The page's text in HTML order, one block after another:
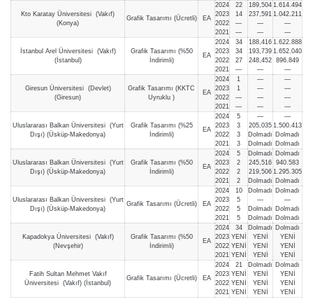
Kto Karatay Üniversitesi (Vakıf)
(Konya)
Grafik Tasarımı (Ücretli) EA
2024
2023
2022
2021
22
14
—
—
189,504
237,591
—
—
1.614.494
1.042.211
—
—
İstanbul Arel Üniversitesi (Vakıf)
(İstanbul)
Grafik Tasarımı (%50
İndirimli)
EA
2024
2023
2022
2021
34
34
27
—
188,416
193,739
248,452
—
1.622.888
1.652.040
896.849
—
Giresun Üniversitesi (Devlet)
(Giresun)
Grafik Tasarımı (KKTC
Uyruklu )
EA
2024
2023
2022
2021
1
1
—
—
—
—
—
—
—
—
—
—
Uluslararası Balkan Üniversitesi (Yurt
Dışı) (Üsküp-Makedonya)
Grafik Tasarımı (%25
İndirimli)
EA
2024
2023
2022
2021
5
3
3
3
—
205,035
Dolmadı
Dolmadı
—
1.500.413
Dolmadı
Dolmadı
Uluslararası Balkan Üniversitesi (Yurt
Dışı) (Üsküp-Makedonya)
Grafik Tasarımı (%50
İndirimli)
EA
2024
2023
2022
2021
5
2
2
2
Dolmadı
245,516
219,506
Dolmadı
Dolmadı
940.583
1.295.305
Dolmadı
Uluslararası Balkan Üniversitesi (Yurt
Dışı) (Üsküp-Makedonya)
Grafik Tasarımı (Ücretli) EA
2024
2023
2022
2021
10
5
5
5
Dolmadı
—
Dolmadı
Dolmadı
Dolmadı
—
Dolmadı
Dolmadı
Kapadokya Üniversitesi (Vakıf)
(Nevşehir)
Grafik Tasarımı (%50
İndirimli)
EA
2024
2023
2022
2021
34
YENİ
YENİ
YENİ
Dolmadı
YENİ
YENİ
YENİ
Dolmadı
YENİ
YENİ
YENİ
Fatih Sultan Mehmet Vakıf
Üniversitesi (Vakıf) (İstanbul)
Grafik Tasarımı (Ücretli) EA
2024
2023
2022
2021
21
YENİ
YENİ
YENİ
Dolmadı
YENİ
YENİ
YENİ
Dolmadı
YENİ
YENİ
YENİ